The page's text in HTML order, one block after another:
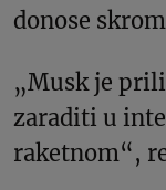
donose
„Musk je
zaraditi u
raketnom“,